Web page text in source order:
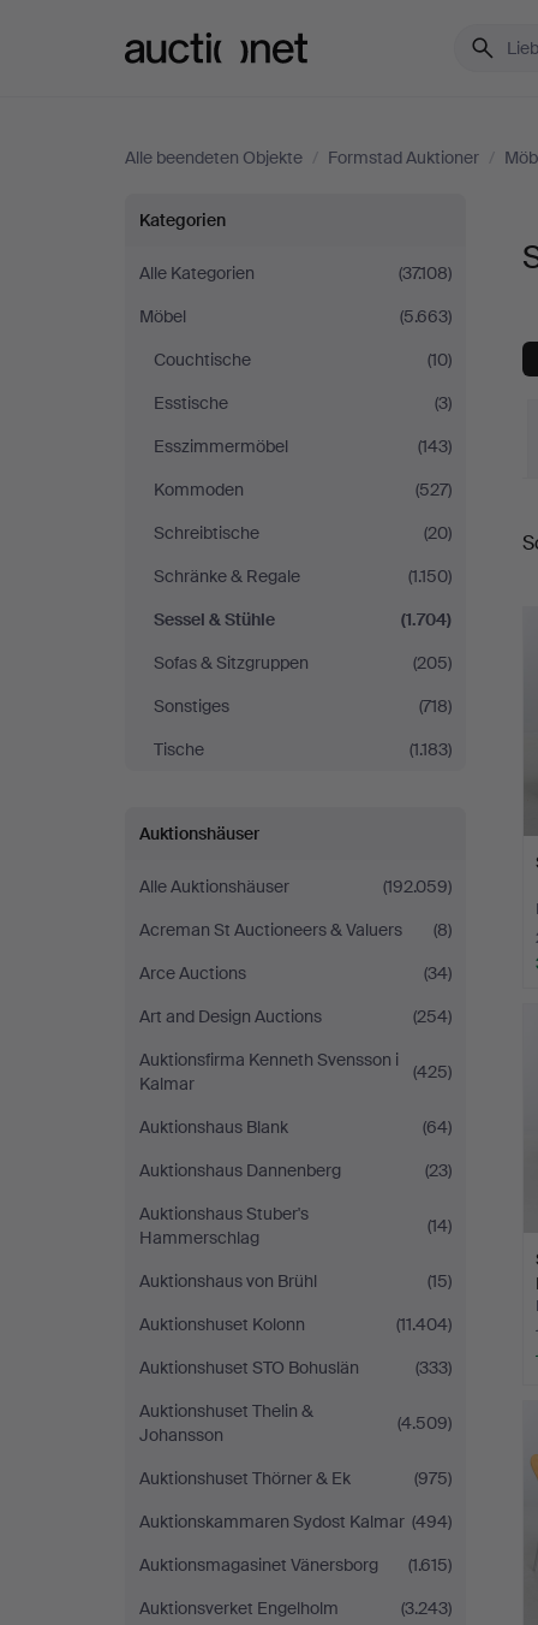
Alle beendeten Objekte / Formstad Auktioner /
Sessel
&
Stühle
bei
Formstad
Auktioner
Kategorien
Alle Kategorien
(37.108)
Möbel
(5.663)
Couchtische
(10)
Esstische
(3)
Esszimmermöbel
(143)
Kommoden
(527)
Schreibtische
(20)
Schränke & Regale
(1.150)
Sessel & Stühle
(1.704)
Sofas & Sitzgruppen
(205)
Sonstiges
(718)
Tische
(1.183)
Auktionshäuser
Alle Auktionshäuser
(192.059)
Acreman St Auctioneers & Valuers
(8)
Arce Auctions
(34)
Art and Design Auctions
(254)
Auktionsfirma Kenneth Svensson i
Kalmar
(425)
Auktionshaus Blank
(64)
Auktionshaus Dannenberg
(23)
Auktionshaus Stuber's
Hammerschlag
(14)
Auktionshaus von Brühl
(15)
Auktionshuset Kolonn
(11.404)
Auktionshuset STO Bohuslän
(333)
Auktionshuset Thelin &
Johansson
(4.509)
Auktionshuset Thörner & Ek
(975)
Auktionskammaren Sydost Kalmar (494)
Auktionsmagasinet Vänersborg
(1.615)
Auktionsverket Engelholm
(3.243)